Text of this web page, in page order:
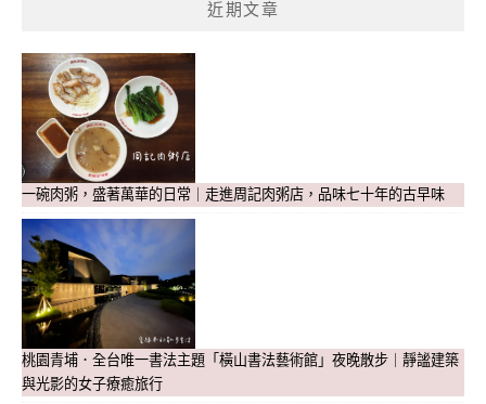
近期文章
一碗肉粥，盛著萬華的日常｜走進周記肉粥店，品味七十年的古早味
桃園青埔．全台唯一書法主題「橫山書法藝術館」夜晚散步｜靜謐建築
與光影的女子療癒旅行